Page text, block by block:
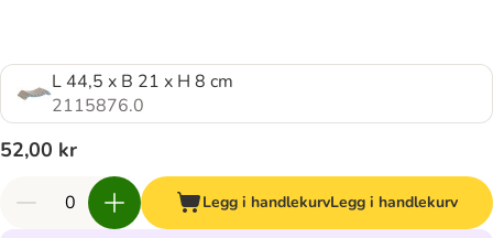
L 44,5 x B 21 x H 8 cm
2115876.0
52,00 kr
Legg i handlekurvLegg i handlekurv